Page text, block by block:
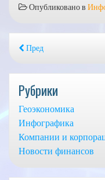
Опубликовано в
Пред
Рубрики
Геоэкономика
Инфографика
Компании и
Новости финансов